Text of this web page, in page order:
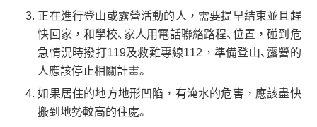
正在進行登山或露營活動的人，需要提早結束並且趕
快回家，和學校、家人用電話聯絡路程、位置，碰到危
急情況時撥打119及救難專線112，準備登山、露營的
人應該停止相關計畫。
如果居住的地方地形凹陷，有淹水的危害，應該盡快
搬到地勢較高的住處。